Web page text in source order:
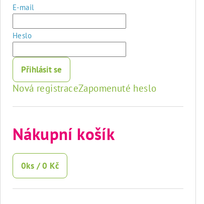
E-mail
Heslo
Přihlásit se
Nová registraceZapomenuté heslo
Nákupní košík
0ks /0 Kč